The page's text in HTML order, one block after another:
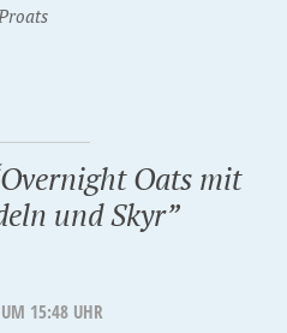
Overnight Oats mit
und Skyr”
UM 15:48 UHR